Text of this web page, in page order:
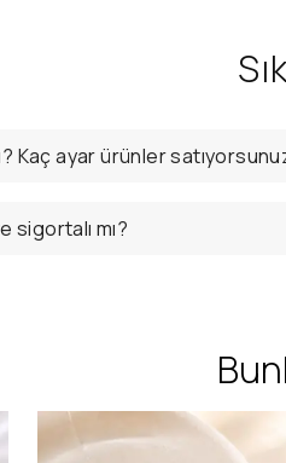
Kaç ayar ürünler
sigortalı mı?